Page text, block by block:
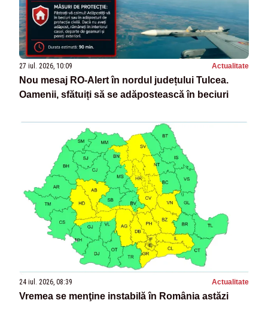
27 iul. 2026, 10:09 Actualitate
Nou mesaj RO-Alert în nordul județului Tulcea.
Oamenii, sfătuiți să se adăpostească în beciuri
24 iul. 2026, 08:39 Actualitate
Vremea se menţine instabilă în România astăzi